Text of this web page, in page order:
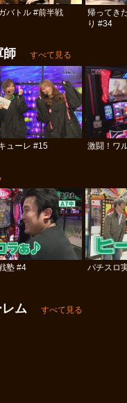
バトル #前半戦
帰ってき
り #34
師 すべて見る
ューレ #15 激闘！ワ
塾 #4 パチスロ
ム すべて見る